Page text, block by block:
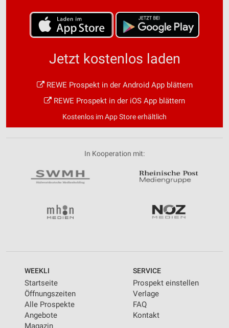
Jetzt kostenlos laden
REWE Prospekt in der Android App blättern
REWE Prospekt in der iOS App blättern
Kostenlos im App Store erhältlich
In Kooperation mit:
WEEKLI
Startseite
Öffnungszeiten
Alle Prospekte
Angebote
Magazin
SERVICE
Prospekt einstellen
Verlage
FAQ
Kontakt